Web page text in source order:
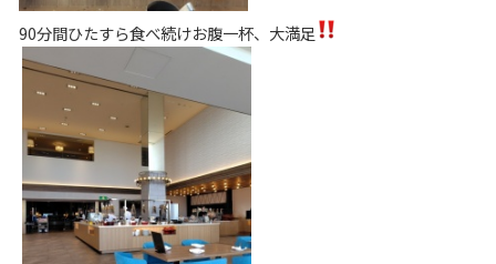
90分間ひたすら食べ続けお腹一杯、大満足